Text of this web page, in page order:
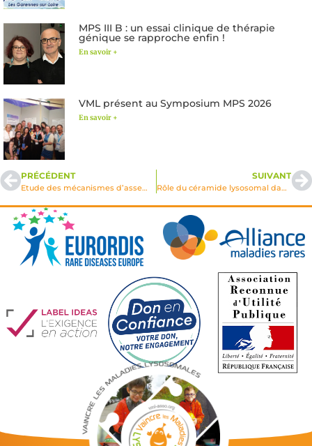
MPS III B : un essai clinique de thérapie
génique se rapproche enfin !
En savoir +
VML présent au Symposium MPS 2026
En savoir +
PRÉCÉDENT
Etude des mécanismes d’assemblage de l’AAVr. Production d’une banque de vecteurs AAVr (modèle animal) pour MPS I, MPS VI, MPS VII, alpha-Mannosidase, Galactosyl-céramidase, XSCID
SUIVANT
Rôle du céramide lysosomal dans les voies signalétiques de l’apoptose induite par le stress